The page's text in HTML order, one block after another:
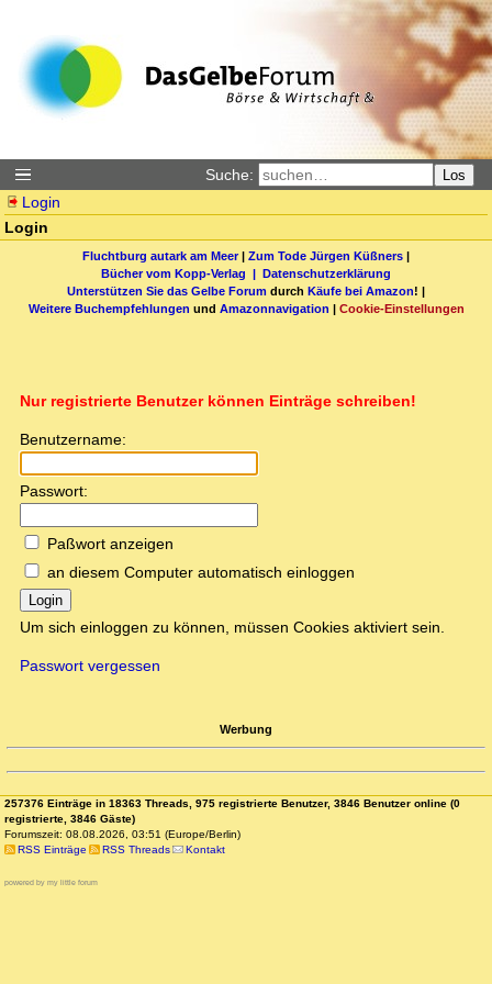
Suche: Los
Login
Login
Fluchtburg autark am Meer| Zum Tode Jürgen Küßners |
Bücher vom Kopp-Verlag | Datenschutzerklärung
Unterstützen Sie das Gelbe Forum durch Käufe bei Amazon! |
Weitere Buchempfehlungen und Amazonnavigation | Cookie-Einstellungen
Nur registrierte Benutzer können Einträge schreiben!
Benutzername:
Passwort:
Paßwort anzeigen
an diesem Computer automatisch einloggen
Login
Um sich einloggen zu können, müssen Cookies aktiviert sein.
Passwort vergessen
Werbung
257376 Einträge in 18363 Threads, 975 registrierte Benutzer, 3846 Benutzer online (0
registrierte, 3846 Gäste)
Forumszeit: 08.08.2026, 03:51 (Europe/Berlin)
RSS Einträge
RSS Threads Kontakt
powered by my little forum